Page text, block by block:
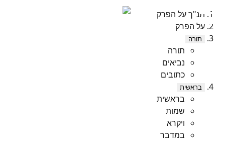
תנ"ך על הפרק
על הפרק
תורה
תורה
נביאים
כתובים
בראשית
בראשית
שמות
ויקרא
במדבר